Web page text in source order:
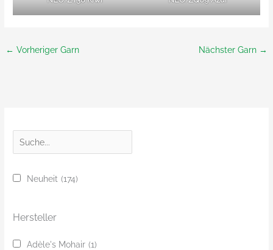
← Vorheriger Garn Nächster Garn →
u
Neuheit (174)
Hersteller
Adèle's Mohair (1)